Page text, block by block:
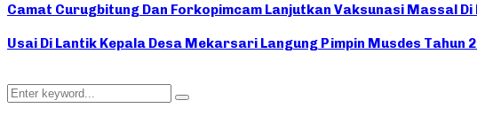
Camat Curugbitung Dan Forkopimcam Lanjutkan Vaksunasi Massal Di
Usai Di Lantik Kepala Desa Mekarsari Langung Pimpin Musdes Tahun
Search
for:
Search